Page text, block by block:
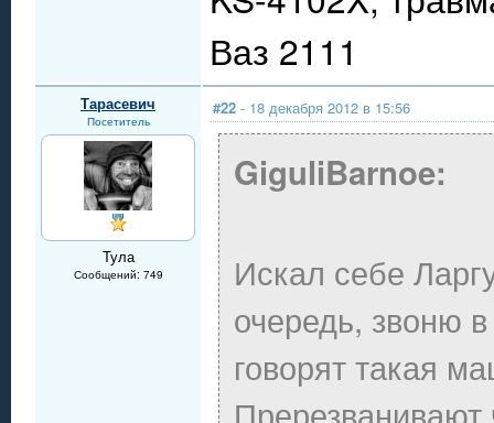
Ваз 2111
Тарасевич
Посетитель
Тула
Сообщений: 749
#22 - 18 декабря 2012 в 15:56
GiguliBarnoe:
Искал себе
очередь, звоню
говорят такая